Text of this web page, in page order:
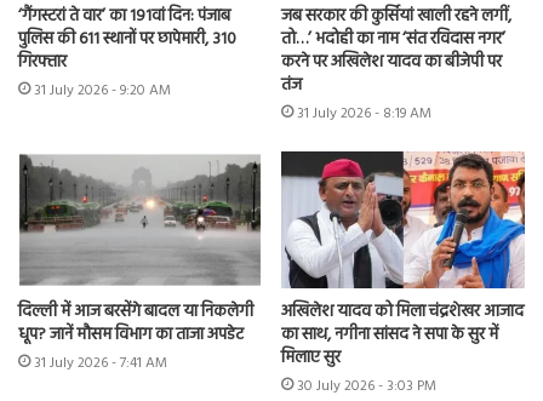
‘गैंगस्टरां ते वार’ का 191वां दिन: पंजाब
पुलिस की 611 स्थानों पर छापेमारी, 310
गिरफ्तार
31 July 2026 - 9:20 AM
जब सरकार की कुर्सियां खाली रहने लगीं,
तो…’ भदोही का नाम ‘संत रविदास नगर’
करने पर अखिलेश यादव का बीजेपी पर
तंज
31 July 2026 - 8:19 AM
दिल्ली में आज बरसेंगे बादल या निकलेगी
धूप? जानें मौसम विभाग का ताजा अपडेट
31 July 2026 - 7:41 AM
अखिलेश यादव को मिला चंद्रशेखर आजाद
का साथ, नगीना सांसद ने सपा के सुर में
मिलाए सुर
30 July 2026 - 3:03 PM